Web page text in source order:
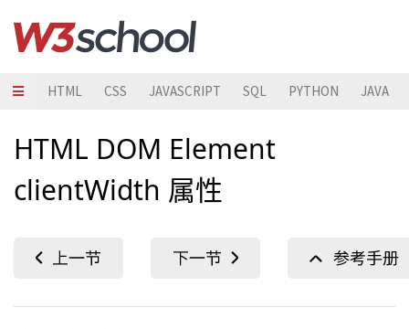
HTML CSS JAVASCRIPT SQL PYTHON JAVA
HTML DOM Element
clientWidth 属性